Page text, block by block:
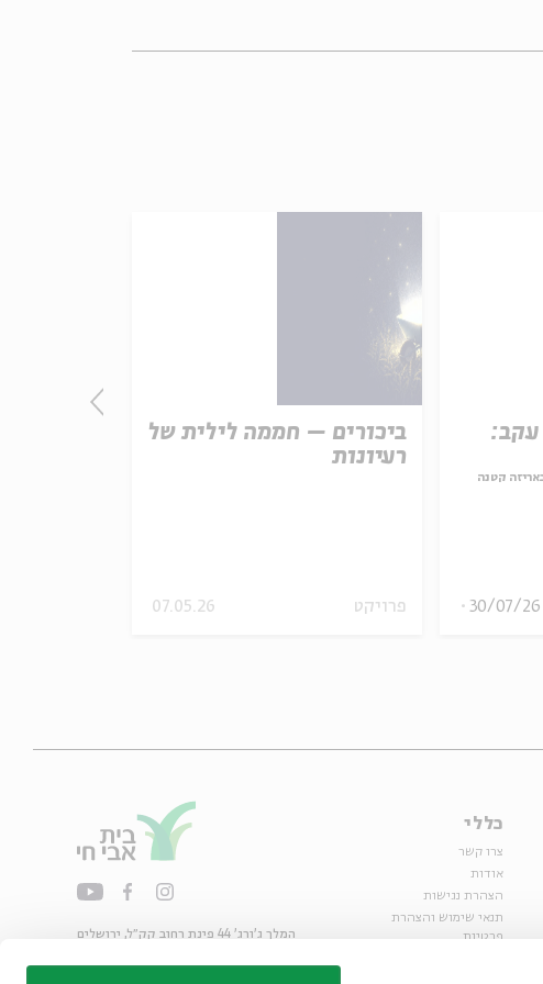
ביכורים – חממה לילית של
רעיונות
פרויקט 07.05.26
עקב:
קטנה
30/07/26
כללי
צרו קשר
אודות
הצהרת נגישות
תנאי שימוש והצהרת
פרטיות
המלך ג'ורג' 44 פינת רחוב קק״ל, ירושלים